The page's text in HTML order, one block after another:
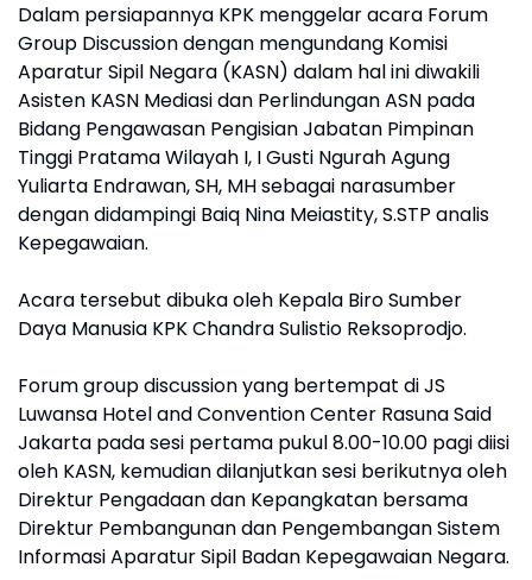
Dalam persiapannya KPK menggelar acara Forum
Group Discussion dengan mengundang Komisi
Aparatur Sipil Negara (KASN) dalam hal ini diwakili
Asisten KASN Mediasi dan Perlindungan ASN pada
Bidang Pengawasan Pengisian Jabatan Pimpinan
Tinggi Pratama Wilayah I, I Gusti Ngurah Agung
Yuliarta Endrawan, SH, MH sebagai narasumber
dengan didampingi Baiq Nina Meiastity, S.STP analis
Kepegawaian.
Acara tersebut dibuka oleh Kepala Biro Sumber
Daya Manusia KPK Chandra Sulistio Reksoprodjo.
Forum group discussion yang bertempat di JS
Luwansa Hotel and Convention Center Rasuna Said
Jakarta pada sesi pertama pukul 8.00-10.00 pagi diisi
oleh KASN, kemudian dilanjutkan sesi berikutnya oleh
Direktur Pengadaan dan Kepangkatan bersama
Direktur Pembangunan dan Pengembangan Sistem
Informasi Aparatur Sipil Badan Kepegawaian Negara.